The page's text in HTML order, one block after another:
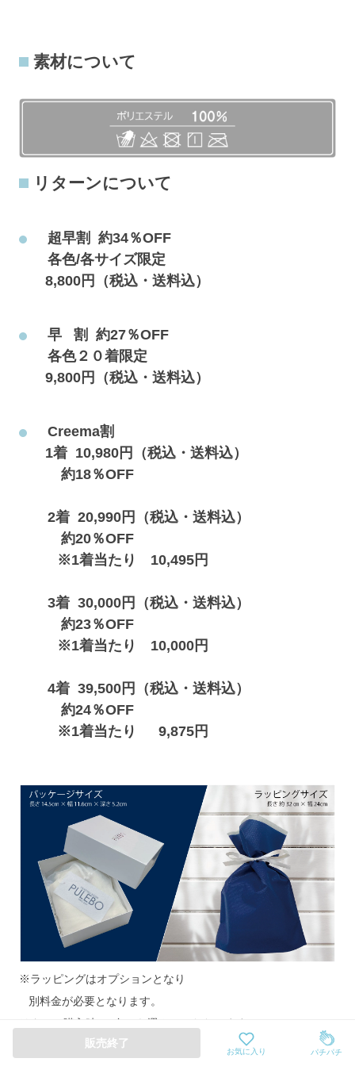
素材について
リターンについて
超早割  約34％OFF
各色/各サイズ限定
   8,800円（税込・送料込）
早   割  約27％OFF
各色２０着限定
   9,800円（税込・送料込）
Creema割
   1着  10,980円（税込・送料込）
       約18％OFF
2着  20,990円（税込・送料込）
       約20％OFF
      ※1着当たり　10,495円
3着  30,000円（税込・送料込）
       約23％OFF
      ※1着当たり　10,000円
4着  39,500円（税込・送料込）
       約24％OFF
      ※1着当たり
9,875 円
※ラッピングはオプションとなり
   別料金が必要となります。
リターン購入時に3色から選んでいただけます。
販売終了
お気に入り パチパチ